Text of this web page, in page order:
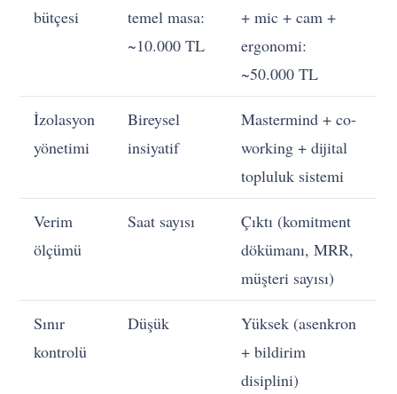
bütçesi
temel masa:
~10.000 TL
+ mic + cam +
ergonomi:
~50.000 TL
İzolasyon
yönetimi
Bireysel
insiyatif
Mastermind + co-
working + dijital
topluluk sistemi
Verim
ölçümü
Saat sayısı
Çıktı (komitment
dökümanı, MRR,
müşteri sayısı)
Sınır
kontrolü
Düşük
Yüksek (asenkron
+ bildirim
disiplini)